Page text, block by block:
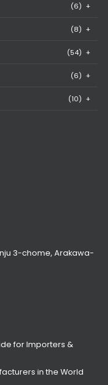
(6) +
(8) +
(54) +
(6) +
(10) +
3-chome, Arakawa-
for Importers &
in the World